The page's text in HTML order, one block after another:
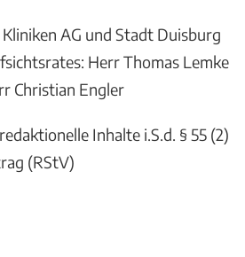
AG und Stadt Duisburg
Herr Thomas Lemke
Christian Engler
Inhalte i.S.d. § 55 (2)
(RStV)